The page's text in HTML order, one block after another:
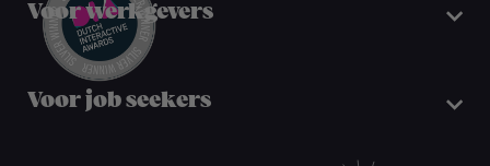
Voor werkgevers
Voor job seekers